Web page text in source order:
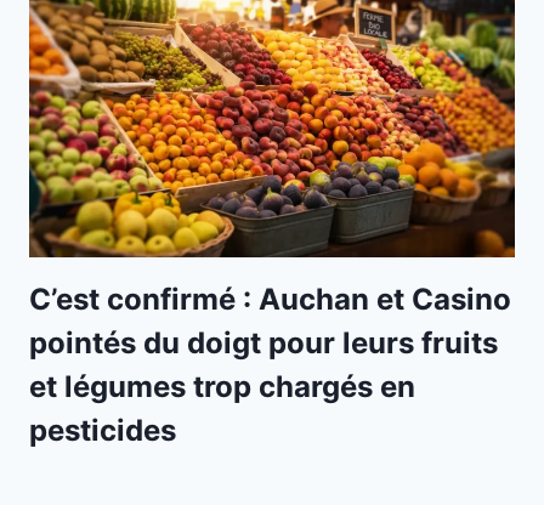
C’est confirmé : Auchan et Casino
pointés du doigt pour leurs fruits
et légumes trop chargés en
pesticides